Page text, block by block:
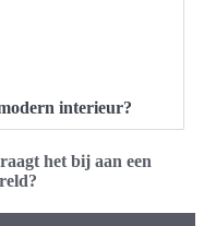
interieur?
het bij aan een